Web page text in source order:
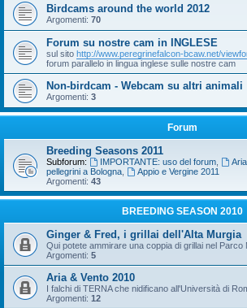
Birdcams around the world 2012
Argomenti: 70
Forum su nostre cam in INGLESE
sul sito http://www.peregrinefalcon-bcaw.net/
forum parallelo in lingua inglese sulle nostre cam
Non-birdcam - Webcam su altri animali
Argomenti: 3
Forum
Breeding Seasons 2011
Subforum: IMPORTANTE: uso del forum,
pellegrini a Bologna
Appio e Vergine 2011
Argomenti: 43
BREEDING SEASON 2010
Ginger & Fred, i grillai dell'Alta Murgia
Qui potete ammirare una coppia di grillai nel Parco
Argomenti: 5
Aria & Vento 2010
I falchi di TERNA che nidificano all'Università di
Argomenti: 12